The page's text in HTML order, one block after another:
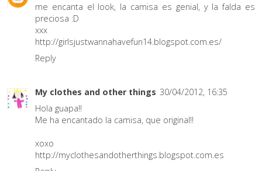
me encanta el look, la camisa es genial, y la falda es
preciosa :D
xxx
http://girlsjustwannahavefun14.blogspot.com.es/
Reply
My clothes and other things 30/04/2012, 16:35
Hola guapa!!
Me ha encantado la camisa, que original!!
xoxo
http://myclothesandotherthings.blogspot.com.es